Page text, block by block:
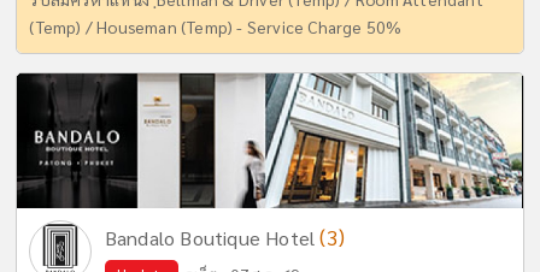
(Temp) / Houseman (Temp) - Service Charge 50%
Bandalo Boutique Hotel(3)